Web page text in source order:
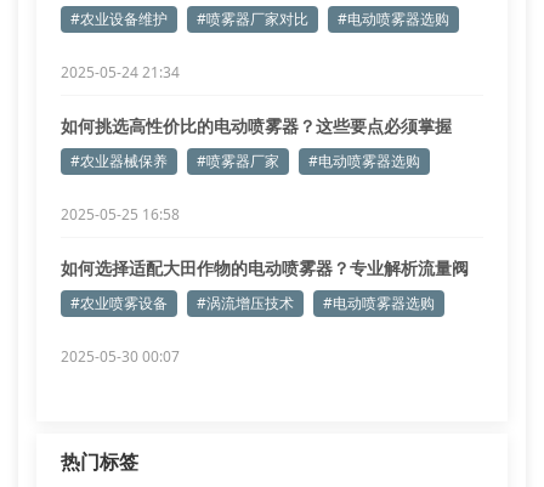
#农业设备维护 #喷雾器厂家对比 #电动喷雾器选购
2025-05-24 21:34
如何挑选高性价比的电动喷雾器？这些要点必须掌握
#农业器械保养 #喷雾器厂家 #电动喷雾器选购
2025-05-25 16:58
如何选择适配大田作物的电动喷雾器？专业解析流量阀
与雾化盘匹配原理
#农业喷雾设备 #涡流增压技术 #电动喷雾器选购
2025-05-30 00:07
热门标签